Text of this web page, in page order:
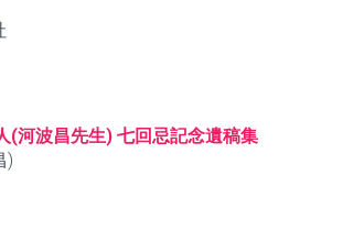
(河波昌先生) 七回忌記念遺稿集
)